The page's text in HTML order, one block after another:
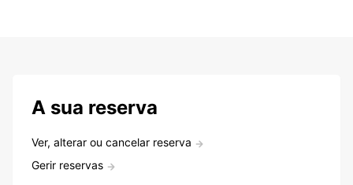
A sua reserva
Ver, alterar ou cancelar reserva
Gerir reservas